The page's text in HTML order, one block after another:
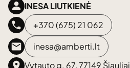
INESA LIUTKIENĖ
+370 (675) 21 062
inesa@amberti.lt
Vytauto g. 67, 77149 Šiauliai